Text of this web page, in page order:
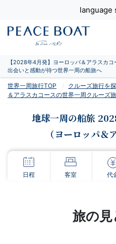
language
【2028年4月発】ヨーロッパ＆アラスカ
出会いと感動が待つ世界一周の船旅へ
世界一周旅行TOP クルーズ旅行を
＆アラスカコースの世界一周クルーズ
地球一周の船旅
（ヨーロッパ＆
日程 客室 代
旅の見